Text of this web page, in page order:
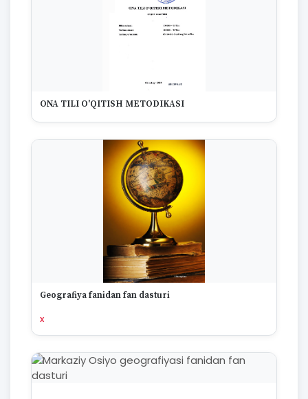
ONA TILI O'QITISH METODIKASI
Geografiya fanidan fan dasturi
x